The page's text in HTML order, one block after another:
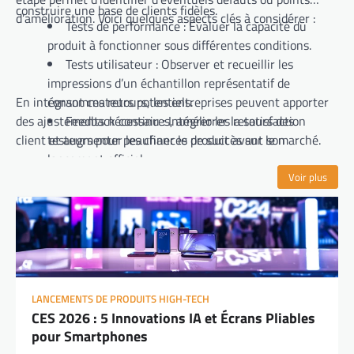
construire une base de clients fidèles.
d’amélioration. Voici quelques aspects clés à considérer :
Tests de performance : Évaluer la capacité du
produit à fonctionner sous différentes conditions.
Tests utilisateur : Observer et recueillir les
impressions d’un échantillon représentatif de
consommateurs potentiels.
Feedback continu : Intégrer les retours des
testeurs pour peaufiner le produit avant son
lancement officiel.
En intégrant ces retours, les entreprises peuvent apporter
des ajustements nécessaires, améliorer la satisfaction
client et augmenter les chances de succès sur le marché.
Voir plus
LANCEMENTS DE PRODUITS HIGH-TECH
CES 2026 : 5 Innovations IA et Écrans Pliables
pour Smartphones